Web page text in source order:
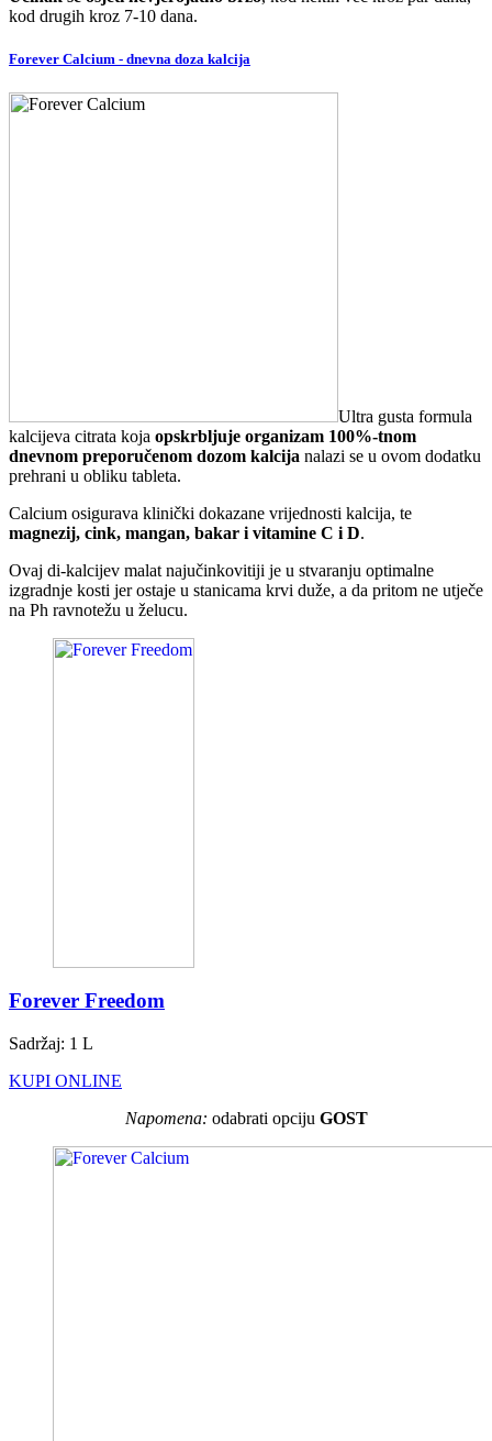
kod drugih kroz 7-10 dana.
Forever Calcium - dnevna doza kalcija
Ultra gusta formula
kalcijeva citrata koja opskrbljuje organizam 100%-tnom
dnevnom preporučenom dozom kalcija nalazi se u ovom dodatku
prehrani u obliku tableta.
Calcium osigurava klinički dokazane vrijednosti kalcija, te
magnezij, cink, mangan, bakar i vitamine C i D.
Ovaj di-kalcijev malat najučinkovitiji je u stvaranju optimalne
izgradnje kosti jer ostaje u stanicama krvi duže, a da pritom ne utječe
na Ph ravnotežu u želucu.
Forever Freedom
Sadržaj: 1 L
KUPI ONLINE
Napomena: odabrati opciju GOST